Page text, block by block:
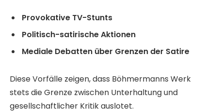
Provokative TV-Stunts
Politisch-satirische Aktionen
Mediale Debatten über Grenzen der Satire
Diese Vorfälle zeigen, dass Böhmermanns Werk
stets die Grenze zwischen Unterhaltung und
gesellschaftlicher Kritik auslotet.